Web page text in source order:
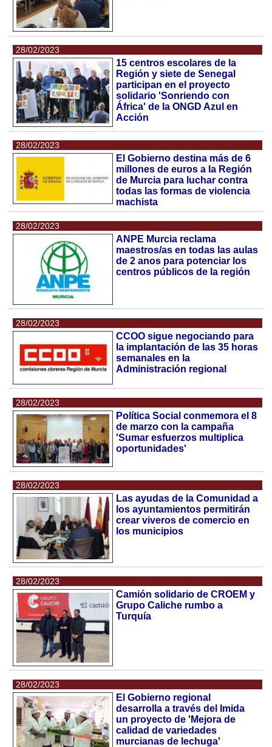
28/02/2023
15 centros escolares de la
Región y siete de Senegal
participan en el proyecto
solidario 'Sonriendo con
África' de la ONGD Azul en
Acción
28/02/2023
El Gobierno destina más de 6
millones de euros a la Región
de Murcia para luchar contra
todas las formas de violencia
machista
28/02/2023
ANPE Murcia reclama
maestros/as en todas las aulas
de 2 anos para potenciar los
centros públicos de la región
28/02/2023
CCOO sigue negociando para
la implantación de las 35 horas
semanales en la
Administración regional
28/02/2023
Política Social conmemora el 8
de marzo con la campaña
'Sumar esfuerzos multiplica
oportunidades'
28/02/2023
Las ayudas de la Comunidad a
los ayuntamientos permitirán
crear viveros de comercio en
los municipios
28/02/2023
Camión solidario de CROEM y
Grupo Caliche rumbo a
Turquía
28/02/2023
El Gobierno regional
desarrolla a través del Imida
un proyecto de 'Mejora de
calidad de variedades
murcianas de lechuga'